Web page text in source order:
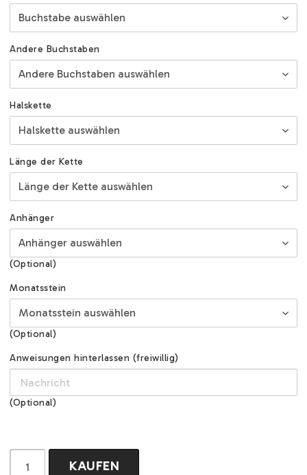
Andere Buchstaben
Halskette
Länge der Kette
Anhänger
(Optional)
Monatsstein
(Optional)
Anweisungen hinterlassen (freiwillig)
(Optional)
KAUFEN